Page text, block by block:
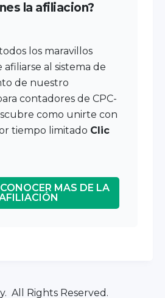
la afiliacion?
los maravillos
afiliarse al sistema de
de nuestro
contadores de CPC-
como unirte con
tiempo limitado Clic
MAS DE LA
All Rights Reserved.